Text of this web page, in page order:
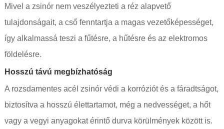
Mivel a zsinór nem veszélyezteti a réz alapvető
tulajdonságait, a cső fenntartja a magas vezetőképességet,
így alkalmassá teszi a fűtésre, a hűtésre és az elektromos
földelésre.
Hosszú távú megbízhatóság
A rozsdamentes acél zsinór védi a korróziót és a fáradtságot,
biztosítva a hosszú élettartamot, még a nedvességet, a hőt
vagy a vegyi anyagokat érintő durva körülmények között is.